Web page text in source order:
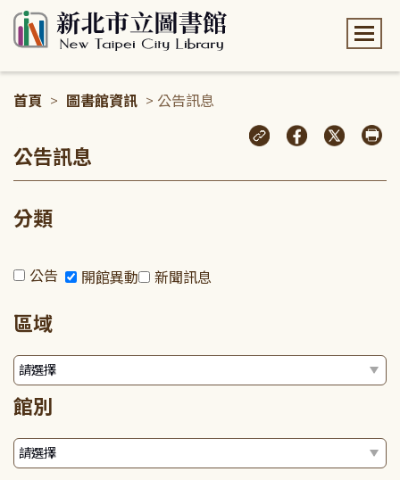
首頁 > 圖書館資訊 > 公告訊息
公告訊息
分類
公告 開館異動 新聞訊息
區域
館別